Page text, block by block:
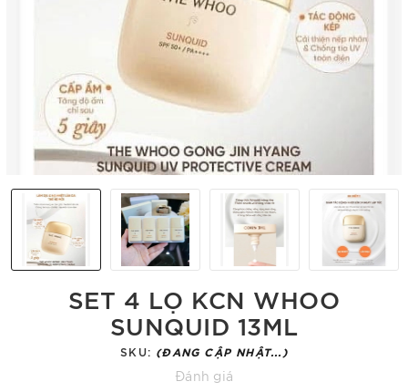
SET 4 LỌ KCN WHOO
SUNQUID 13ML
SKU: (ĐANG CẬP NHẬT...)
Đánh giá